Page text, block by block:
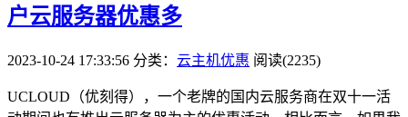
户云服务器优惠多
2023-10-24 17:33:56 分类： 云主机优惠 阅读(2235)
UCLOUD（优刻得），一个老牌的国内云服务商在双十一活